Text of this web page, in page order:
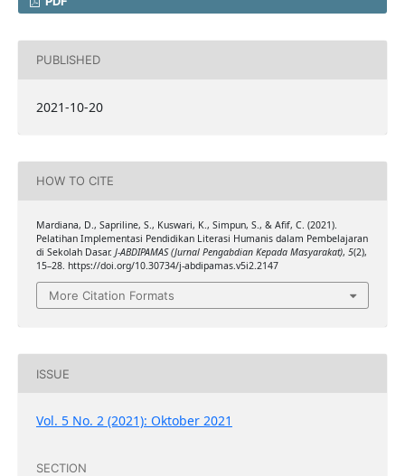
PUBLISHED
2021-10-20
HOW TO CITE
Mardiana, D., Sapriline, S., Kuswari, K., Simpun, S., & Afif, C. (2021).
Pelatihan Implementasi Pendidikan Literasi Humanis dalam Pembelajaran
di Sekolah Dasar. J-ABDIPAMAS (Jurnal Pengabdian Kepada Masyarakat), 5(2),
15–28. https://doi.org/10.30734/j-abdipamas.v5i2.2147
More Citation Formats
ISSUE
Vol. 5 No. 2 (2021): Oktober 2021
SECTION